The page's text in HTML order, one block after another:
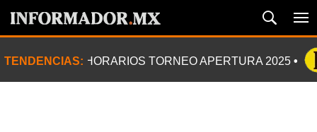
TENDENCIAS: HORARIOS TORNEO APERTURA 2025